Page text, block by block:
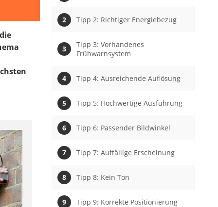
Tipp 2: Richtiger Energiebezug
Tipp 3: Vorhandenes
Frühwarnsystem
Tipp 4: Ausreichende Auflösung
Tipp 5: Hochwertige Ausführung
Tipp 6: Passender Bildwinkel
Tipp 7: Auffällige Erscheinung
Tipp 8: Kein Ton
Tipp 9: Korrekte Positionierung